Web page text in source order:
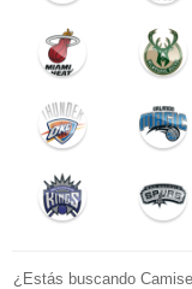
¿Estás buscando